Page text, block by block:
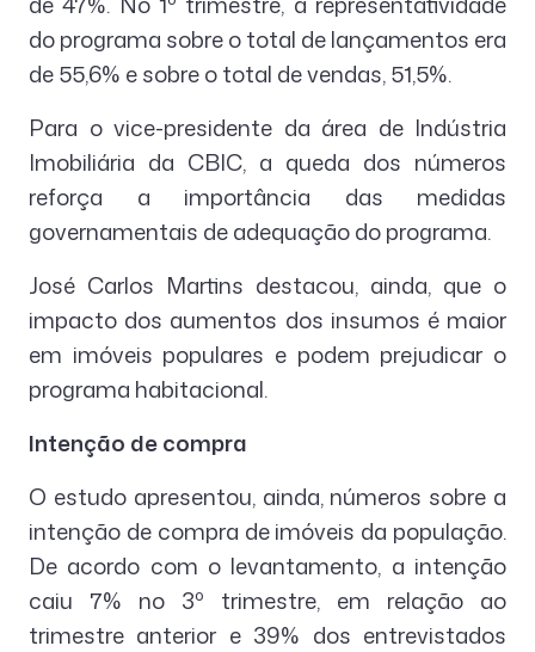
do programa sobre o total de lançamentos era
de 55,6% e sobre o total de vendas, 51,5%.
Para o vice-presidente da área de Indústria
Imobiliária da CBIC, a queda dos números
reforça a importância das medidas
governamentais de adequação do programa.
José Carlos Martins destacou, ainda, que o
impacto dos aumentos dos insumos é maior
em imóveis populares e podem prejudicar o
programa habitacional.
Intenção de compra
O estudo apresentou, ainda, números sobre a
intenção de compra de imóveis da população.
De acordo com o levantamento, a intenção
caiu 7% no 3º trimestre, em relação ao
trimestre anterior e 39% dos entrevistados